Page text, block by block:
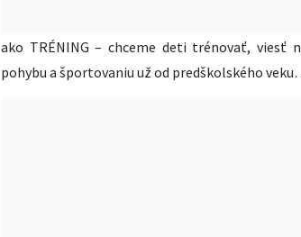
ako TRÉNING – chceme deti trénovať, viesť
pohybu a športovaniu už od predškolského